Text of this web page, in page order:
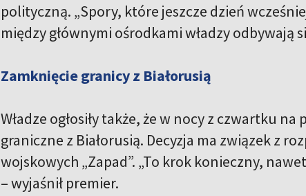
polityczną. „Spory, które jeszcze dzień
między głównymi ośrodkami władzy odbywają
Zamknięcie granicy z Białorusią
Władze ogłosiły także, że w nocy z czwartku
graniczne z Białorusią. Decyzja ma związek z
wojskowych „Zapad”. „To krok konieczny,
– wyjaśnił premier.